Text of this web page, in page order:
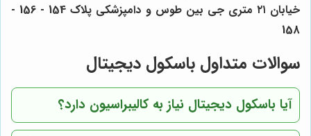
خیابان ۲۱ متری جی بین طوس و دامپزشکی پلاک 154 - 156 -
158
سوالات متداول باسکول دیجیتال
آیا باسکول دیجیتال نیاز به کالیبراسیون دارد؟